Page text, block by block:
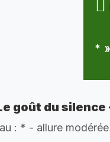
*
goût du silence
: * - allure